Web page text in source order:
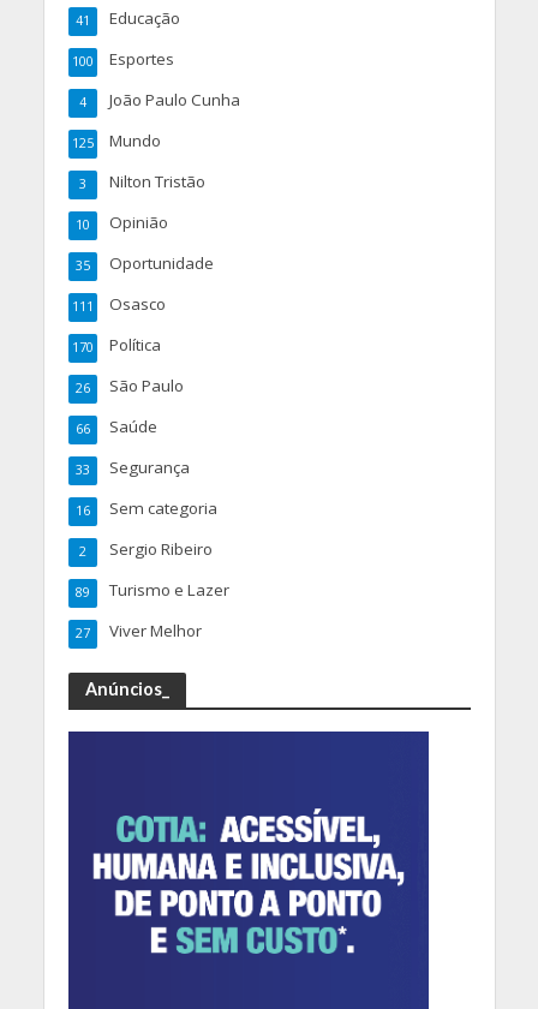
Educação
41
Esportes
100
João Paulo Cunha
4
Mundo
125
Nilton Tristão
3
Opinião
10
Oportunidade
35
Osasco
111
Política
170
São Paulo
26
Saúde
66
Segurança
33
Sem categoria
16
Sergio Ribeiro
2
Turismo e Lazer
89
Viver Melhor
27
Anúncios_